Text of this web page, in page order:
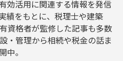
効活用に関連する情報を発信
績をもとに、税理士や建築
資格者が監修した記事も多数
・管理から相続や税金の話ま
中。